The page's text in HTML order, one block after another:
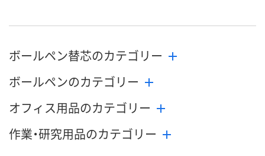
ボールペン替芯のカテゴリー
ボールペンのカテゴリー
オフィス用品のカテゴリー
作業・研究用品のカテゴリー